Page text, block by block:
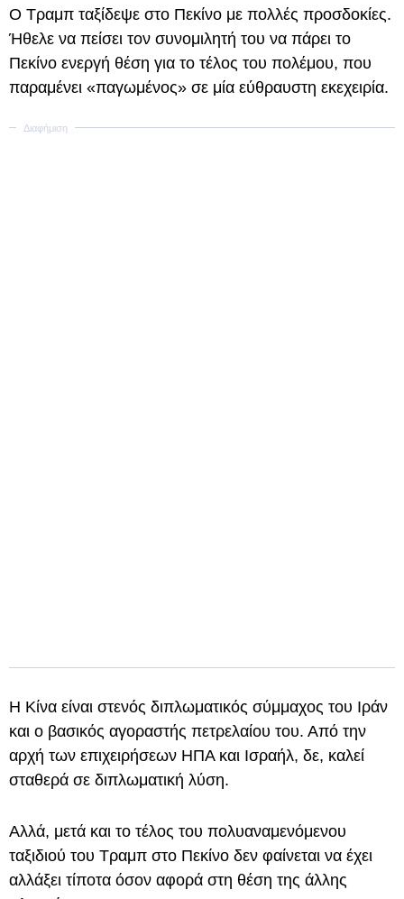
Ο Τραμπ ταξίδεψε στο Πεκίνο με πολλές προσδοκίες.
Ήθελε να πείσει τον συνομιλητή του να πάρει το
Πεκίνο ενεργή θέση για το τέλος του πολέμου, που
παραμένει «παγωμένος» σε μία εύθραυστη εκεχειρία.
Η Κίνα είναι στενός διπλωματικός σύμμαχος του Ιράν
και ο βασικός αγοραστής πετρελαίου του. Από την
αρχή των επιχειρήσεων ΗΠΑ και Ισραήλ, δε, καλεί
σταθερά σε διπλωματική λύση.
Αλλά, μετά και το τέλος του πολυαναμενόμενου
ταξιδιού του Τραμπ στο Πεκίνο δεν φαίνεται να έχει
αλλάξει τίποτα όσον αφορά στη θέση της άλλης